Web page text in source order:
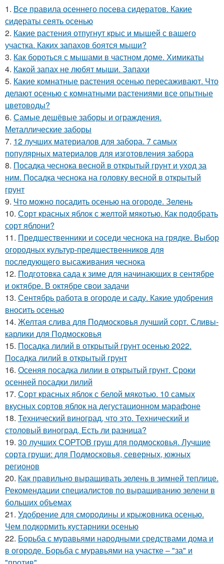
1. Все правила осеннего посева сидератов. Какие
сидераты сеять осенью
2. Какие растения отпугнут крыс и мышей с вашего
участка. Каких запахов боятся мыши?
3. Как бороться с мышами в частном доме. Химикаты
4. Какой запах не любят мыши. Запахи
5. Какие комнатные растения осенью пересаживают. Что
делают осенью с комнатными растениями все опытные
цветоводы?
6. Самые дешёвые заборы и ограждения.
Металлические заборы
7. 12 лучших материалов для забора. 7 самых
популярных материалов для изготовления забора
8. Посадка чеснока весной в открытый грунт и уход за
ним. Посадка чеснока на головку весной в открытый
грунт
9. Что можно посадить осенью на огороде. Зелень
10. Сорт красных яблок с желтой мякотью. Как подобрать
сорт яблони?
11. Предшественники и соседи чеснока на грядке. Выбор
огородных культур-предшественников для
последующего высаживания чеснока
12. Подготовка сада к зиме для начинающих в сентябре
и октябре. В октябре свои задачи
13. Сентябрь работа в огороде и саду. Какие удобрения
вносить осенью
14. Желтая слива для Подмосковья лучший сорт. Сливы-
карлики для Подмосковья
15. Посадка лилий в открытый грунт осенью 2022.
Посадка лилий в открытый грунт
16. Осеняя посадка лилии в открытый грунт. Сроки
осенней посадки лилий
17. Сорт красных яблок с белой мякотью. 10 самых
вкусных сортов яблок на дегустационном марафоне
18. Технический виноград, что это. Технический и
столовый виноград. Есть ли разница?
19. 30 лучших СОРТОВ груш для подмосковья. Лучшие
сорта груши: для Подмосковья, северных, южных
регионов
20. Как правильно выращивать зелень в зимней теплице.
Рекомендации специалистов по выращиванию зелени в
больших объемах
21. Удобрение для смородины и крыжовника осенью.
Чем подкормить кустарники осенью
22. Борьба с муравьями народными средствами дома и
в огороде. Борьба с муравьями на участке – "за" и